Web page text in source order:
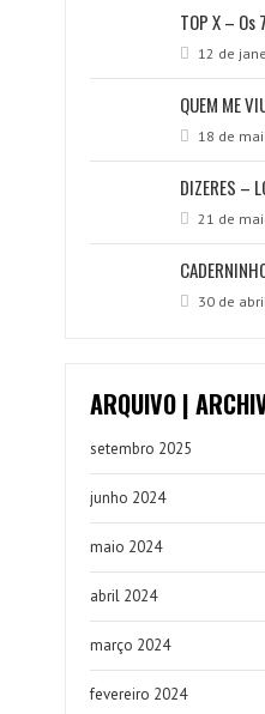
TOP X –
12 de
QUEM ME
18 de
DIZERES –
21 de
30 de
ARQUIVO |
setembro 2025
junho 2024
maio 2024
abril 2024
março 2024
fevereiro 2024